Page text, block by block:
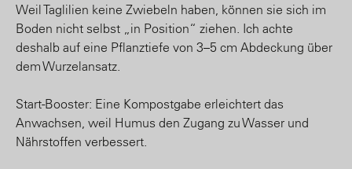
Weil Taglilien keine Zwiebeln haben, können sie sich im
Boden nicht selbst „in Position“ ziehen. Ich achte
deshalb auf eine Pflanztiefe von 3–5 cm Abdeckung über
dem Wurzelansatz.
Start-Booster: Eine Kompostgabe erleichtert das
Anwachsen, weil Humus den Zugang zu Wasser und
Nährstoffen verbessert.